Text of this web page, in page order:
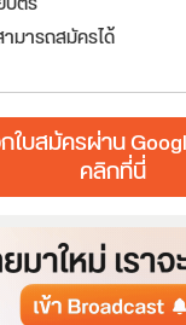
มารถสมัครได้
ใบสมัครผ่าน
คลิกที่นี่